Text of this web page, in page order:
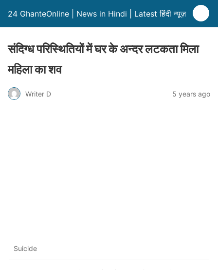
24 GhanteOnline | News in Hindi | Latest हिंदी न्यूज़
संदिग्ध परिस्थितियों में घर के अन्दर लटकता मिला
महिला का शव
Writer D 5 years ago
Suicide